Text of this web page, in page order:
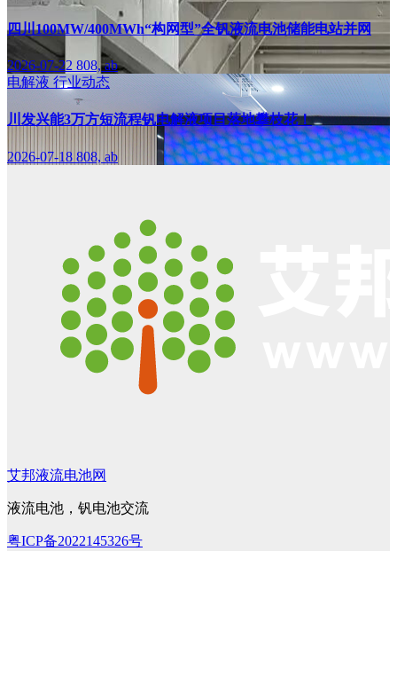
四川100MW/400MWh“构网型”全钒液流电池储能电站并网
2026-07-22 808, ab
电解液 行业动态
川发兴能3万方短流程钒电解液项目落地攀枝花！
2026-07-18 808, ab
艾邦液流电池网
液流电池，钒电池交流
粤ICP备2022145326号